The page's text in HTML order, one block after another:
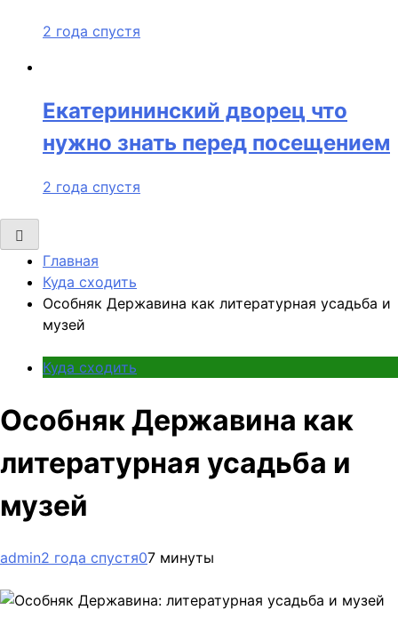
2 года спустя
Екатерининский дворец что
нужно знать перед посещением
2 года спустя
Главная
Куда сходить
Особняк Державина как литературная усадьба и
музей
Куда сходить
Особняк Державина как
литературная усадьба и
музей
admin2 года спустя07 минуты